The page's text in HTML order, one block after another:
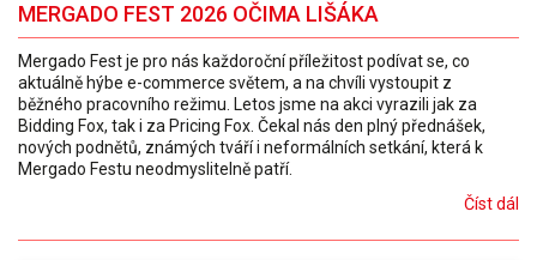
MERGADO FEST 2026 OČIMA LIŠÁKA
Mergado Fest je pro nás každoroční příležitost podívat se, co
aktuálně hýbe e-commerce světem, a na chvíli vystoupit z
běžného pracovního režimu. Letos jsme na akci vyrazili jak za
Bidding Fox, tak i za Pricing Fox. Čekal nás den plný přednášek,
nových podnětů, známých tváří i neformálních setkání, která k
Mergado Festu neodmyslitelně patří.
Číst dál